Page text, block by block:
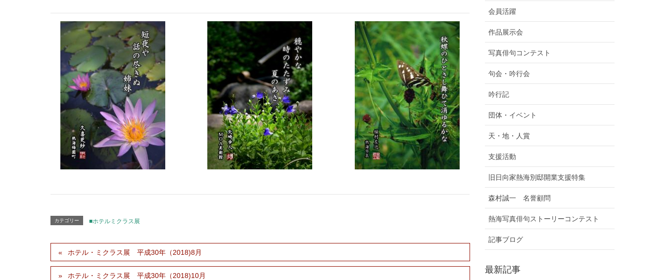
カテゴリー ■ホテルミクラス展
ホテル・ミクラス展 平成30年（2018)8月
ホテル・ミクラス展 平成30年（2018)10月
会員活躍
作品展示会
写真俳句コンテスト
句会・吟行会
吟行記
団体・イベント
天・地・人賞
支援活動
旧日向家熱海別邸開業支援特集
森村誠一 名誉顧問
熱海写真俳句ストーリーコンテスト
記事ブログ
最新記事